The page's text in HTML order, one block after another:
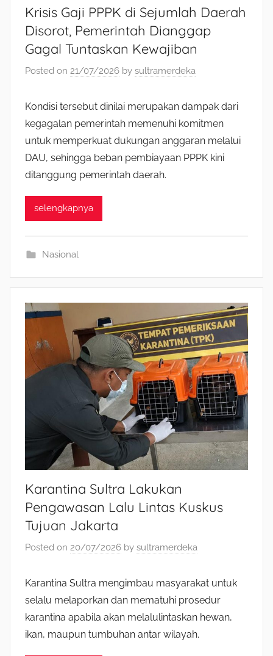
Krisis Gaji PPPK di Sejumlah Daerah
Disorot, Pemerintah Dianggap
Gagal Tuntaskan Kewajiban
Posted on 21/07/2026 by sultramerdeka
Kondisi tersebut dinilai merupakan dampak dari
kegagalan pemerintah memenuhi komitmen
untuk memperkuat dukungan anggaran melalui
DAU, sehingga beban pembiayaan PPPK kini
ditanggung pemerintah daerah.
selengkapnya
Nasional
Karantina Sultra Lakukan
Pengawasan Lalu Lintas Kuskus
Tujuan Jakarta
Posted on 20/07/2026 by sultramerdeka
Karantina Sultra mengimbau masyarakat untuk
selalu melaporkan dan mematuhi prosedur
karantina apabila akan melalulintaskan hewan,
ikan, maupun tumbuhan antar wilayah.